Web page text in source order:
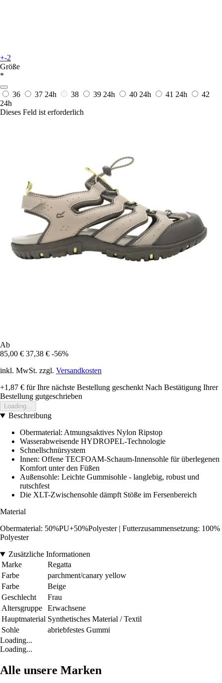
+-2
Größe
*
36 37 24h 38 39 24h 40 24h 41 24h
42
24h
Dieses Feld ist erforderlich
Ab
85,00 € 37,38 € -56%
inkl. MwSt. zzgl. Versandkosten
+1,87 € für Ihre nächste Bestellung geschenkt Nach Bestätigung Ihrer
Bestellung gutgeschrieben
Loading...
Beschreibung
Obermaterial: Atmungsaktives Nylon Ripstop
Wasserabweisende HYDROPEL-Technologie
Schnellschnürsystem
Innen: Offene TECFOAM-Schaum-Innensohle für überlegenen
Komfort unter den Füßen
Außensohle: Leichte Gummisohle - langlebig, robust und
rutschfest
Die XLT-Zwischensohle dämpft Stöße im Fersenbereich
Material
Obermaterial: 50%PU+50%Polyester | Futterzusammensetzung: 100%
Polyester
Zusätzliche Informationen
Marke
Regatta
Farbe
parchment/canary yellow
Farbe
Beige
Geschlecht
Frau
Altersgruppe
Erwachsene
Hauptmaterial Synthetisches Material / Textil
Sohle
abriebfestes Gummi
Loading...
Loading...
Alle unsere Marken